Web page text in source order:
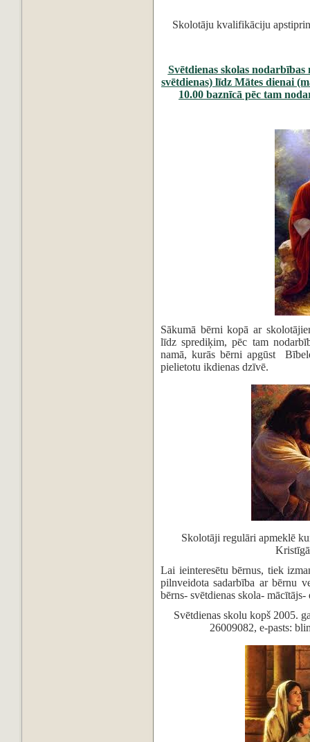
Skolotāju kvalifikāciju
Svētdienas skolas
svētdienas) līdz Mātes dienai
10.00 baznīcā pēc tam
Sākumā bērni kopā ar
līdz sprediķim, pēc tam
namā, kurās bērni apgūst
pielietotu ikdienas dzīvē.
Skolotāji regulāri apmeklē
Lai ieinteresētu bērnus, tiek
pilnveidota sadarbība ar bērnu
bērns- svētdienas skola- mācītājs-
Svētdienas skolu kopš 2005.
26009082, e-pasts: